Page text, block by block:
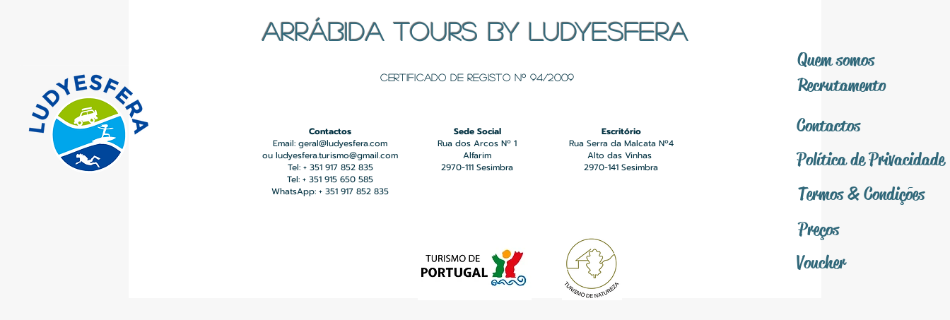
ARRÁBIDA TOURS BY LUDYESFERA
Certificado de registo Nº 94/2009
Quem somos
Recrutamento
Contactos
Contactos
Email: geral@ludyesfera.com
ou ludyesfera.turismo@gmail.com
Tel: + 351 917 852 835
Tel: + 351 915 650 585
WhatsApp: + 351 917 852 835
Sede Social
Rua dos Arcos Nº 1
Alfarim
2970-111 Sesimbra
Escritório
Rua Serra da Malcata Nº4
Alto das Vinhas
2970-141 Sesimbra
Políticade Privacidade
Termos &Condições
Preços
Voucher